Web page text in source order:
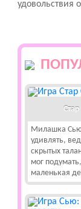
удовольствия
Милашка
удивлять,
скрытых
мог
маленькая